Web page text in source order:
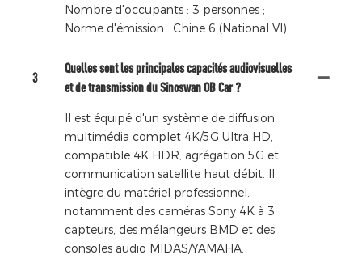
Nombre d'occupants : 3 personnes ;
Norme d'émission : Chine 6 (National VI).
3
Quelles sont les principales capacités audiovisuelles
et de transmission du Sinoswan OB Car ?
Il est équipé d'un système de diffusion
multimédia complet 4K/5G Ultra HD,
compatible 4K HDR, agrégation 5G et
communication satellite haut débit. Il
intègre du matériel professionnel,
notamment des caméras Sony 4K à 3
capteurs, des mélangeurs BMD et des
consoles audio MIDAS/YAMAHA.